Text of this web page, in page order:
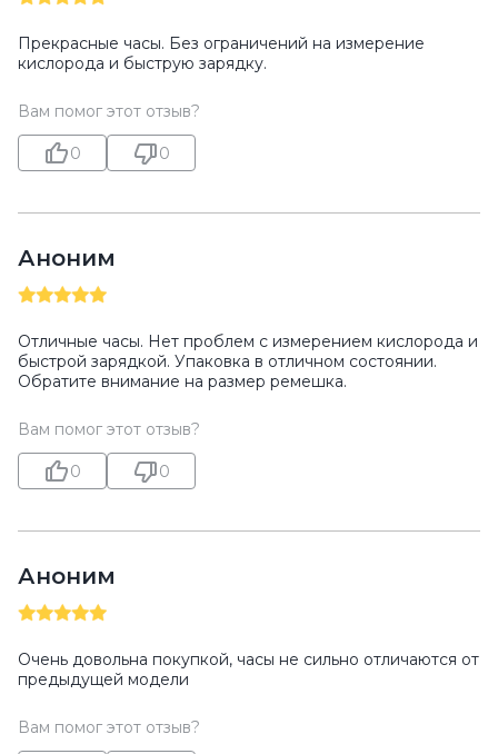
Прекрасные часы. Без ограничений на измерение
кислорода и быструю зарядку.
Вам помог этот отзыв?
0 0
Аноним
Отличные часы. Нет проблем с измерением кислорода и
быстрой зарядкой. Упаковка в отличном состоянии.
Обратите внимание на размер ремешка.
Вам помог этот отзыв?
0 0
Аноним
Очень довольна покупкой, часы не сильно отличаются от
предыдущей модели
Вам помог этот отзыв?